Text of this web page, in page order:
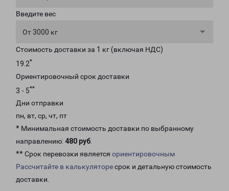
Введите вес
От 3000 кг
Стоимость доставки за 1 кг (включая НДС)
19.2*
Ориентировочный срок доставки
3 - 5**
Дни отправки
пн, вт, ср, чт, пт
* Минимальная стоимость доставки по выбранному
направлению: 480 руб.
** Срок перевозки является ориентировочным
Рассчитайте в калькуляторесрок и детальную стоимость
доставки.